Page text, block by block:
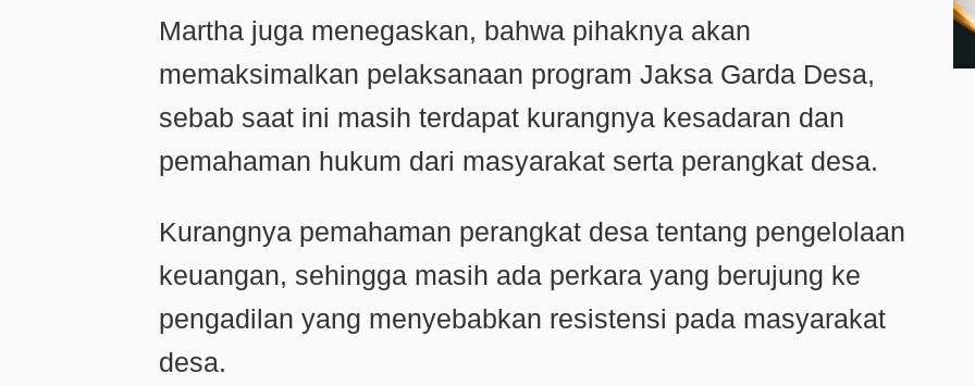
Martha juga menegaskan, bahwa pihaknya akan
memaksimalkan pelaksanaan program Jaksa Garda Desa,
sebab saat ini masih terdapat kurangnya kesadaran dan
pemahaman hukum dari masyarakat serta perangkat desa.
Kurangnya pemahaman perangkat desa tentang pengelolaan
keuangan, sehingga masih ada perkara yang berujung ke
pengadilan yang menyebabkan resistensi pada masyarakat
desa.